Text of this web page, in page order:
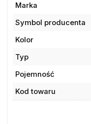
Marka
Symbol producenta
Kolor
Typ
Pojemność
Kod towaru